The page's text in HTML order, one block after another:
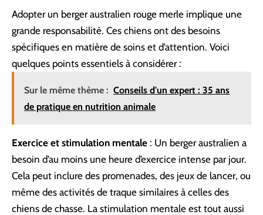
Adopter un berger australien rouge merle implique une
grande responsabilité. Ces chiens ont des besoins
spécifiques en matière de soins et d’attention. Voici
quelques points essentiels à considérer :
Sur le même thème : Conseils d'un expert : 35 ans
de pratique en nutrition animale
Exercice et stimulation mentale : Un berger australien a
besoin d’au moins une heure d’exercice intense par jour.
Cela peut inclure des promenades, des jeux de lancer, ou
même des activités de traque similaires à celles des
chiens de chasse. La stimulation mentale est tout aussi